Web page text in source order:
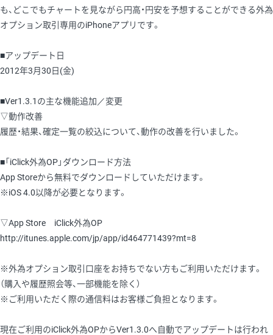
も、どこでもチャートを見ながら円高・円安を予想することができる外為
オプション取引専用のiPhoneアプリです。
■アップデート日
2012年3月30日(金)
■Ver1.3.1の主な機能追加／変更
▽動作改善
履歴・結果、確定一覧の絞込について、動作の改善を行いました。
■「iClick外為OP」ダウンロード方法
App Storeから無料でダウンロードしていただけます。
※iOS 4.0以降が必要となります。
▽App Store iClick外為OP
http://itunes.apple.com/jp/app/id464771439?mt=8
※外為オプション取引口座をお持ちでない方もご利用いただけます。
（購入や履歴照会等、一部機能を除く）
※ご利用いただく際の通信料はお客様ご負担となります。
現在ご利用のiClick外為OPからVer1.3.0へ自動でアップデートは行われ